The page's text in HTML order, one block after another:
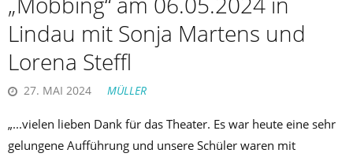
Lindau mit Sonja Martens und
Lorena Steffl
27. MAI 2024 MÜLLER
„...vielen lieben Dank für das Theater. Es war heute eine sehr
gelungene Aufführung und unsere Schüler waren mit